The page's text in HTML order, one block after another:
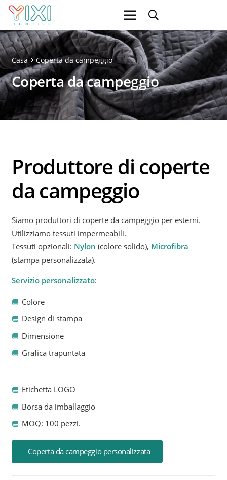
Casa Coperta da campeggio
Coperta da campeggio
Produttore di coperte
da campeggio
Siamo produttori di coperte da campeggio per esterni.
Utilizziamo tessuti impermeabili.
Tessuti opzionali: Nylon (colore solido), Microfibra
(stampa personalizzata).
Servizio personalizzato:
Colore
Design di stampa
Dimensione
Grafica trapuntata
Etichetta LOGO
Borsa da imballaggio
MOQ: 100 pezzi.
Coperta da campeggio personalizzata